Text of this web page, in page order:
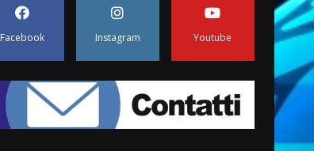
6 Agosto 2026 06:15
appuntamento con “Fasano in
Banda”
7 Agosto 2026 06:05
Facebook Instagram Youtube